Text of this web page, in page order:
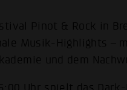
Pinot & Rock in
Musik-Highlights –
und dem